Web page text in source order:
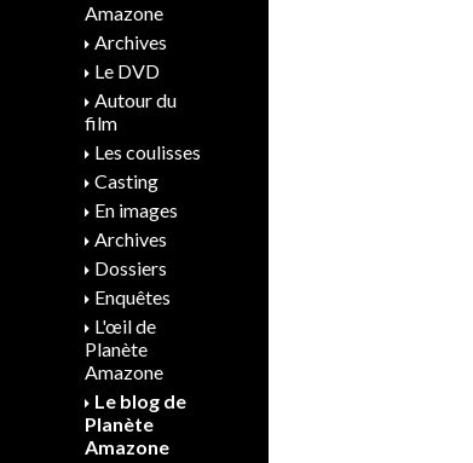
Amazone
Archives
Le DVD
Autour du
film
Les coulisses
Casting
En images
Archives
Dossiers
Enquêtes
L'œil de
Planète
Amazone
Le blog de
Planète
Amazone